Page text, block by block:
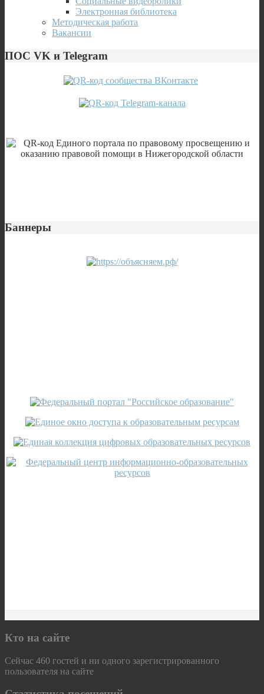
Электронная библиотека
Методическая работа
Вакансии
ПОС VK и Telegram
Баннеры
Кто на сайте
Сейчас 460 гостей и ни одного зарегистрированного
пользователя на сайте